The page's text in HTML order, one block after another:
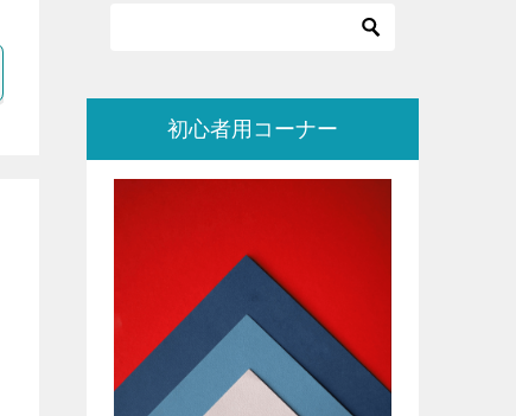
初心者用コーナー